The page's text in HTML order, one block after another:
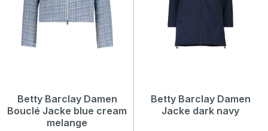
Betty Barclay Damen
Bouclé Jacke blue cream
melange
Betty Barclay Damen
Jacke dark navy